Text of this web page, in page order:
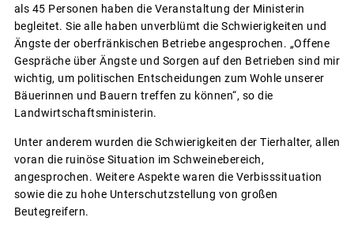
als 45 Personen haben die Veranstaltung der Ministerin
begleitet. Sie alle haben unverblümt die Schwierigkeiten und
Ängste der oberfränkischen Betriebe angesprochen. „Offene
Gespräche über Ängste und Sorgen auf den Betrieben sind mir
wichtig, um politischen Entscheidungen zum Wohle unserer
Bäuerinnen und Bauern treffen zu können“, so die
Landwirtschaftsministerin.
Unter anderem wurden die Schwierigkeiten der Tierhalter, allen
voran die ruinöse Situation im Schweinebereich,
angesprochen. Weitere Aspekte waren die Verbisssituation
sowie die zu hohe Unterschutzstellung von großen
Beutegreifern.